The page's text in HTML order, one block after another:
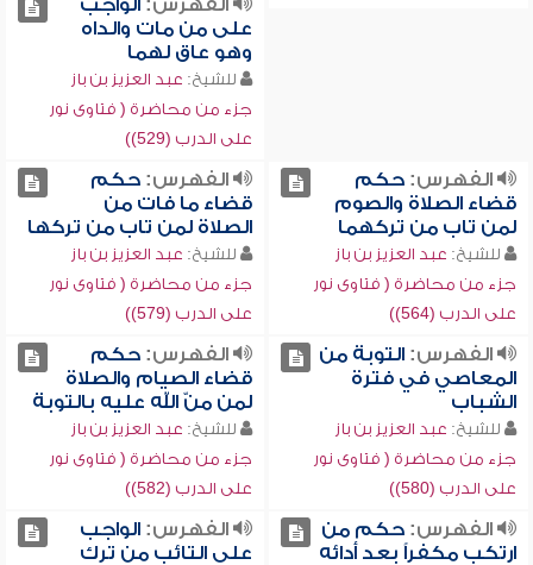
الفهرس: الواجب
على من مات والداه
وهو عاق لهما
للشيخ: عبد العزيز بن باز
جزء من محاضرة ( فتاوى نور
على الدرب (529))
الفهرس:حكم
قضاء الصلاة والصوم
لمن تاب من تركهما
للشيخ: عبد العزيز بن باز
جزء من محاضرة ( فتاوى نور
على الدرب (564))
الفهرس:حكم
قضاء ما فات من
الصلاة لمن تاب من تركها
للشيخ: عبد العزيز بن باز
جزء من محاضرة ( فتاوى نور
على الدرب (579))
الفهرس:التوبة من
المعاصي في فترة
الشباب
للشيخ: عبد العزيز بن باز
جزء من محاضرة ( فتاوى نور
على الدرب (580))
الفهرس:حكم
قضاء الصيام والصلاة
لمن منّ الله عليه بالتوبة
للشيخ: عبد العزيز بن باز
جزء من محاضرة ( فتاوى نور
على الدرب (582))
الفهرس:حكم من
ارتكب مكفراً بعد أدائه
الفهرس:الواجب
على التائب من ترك